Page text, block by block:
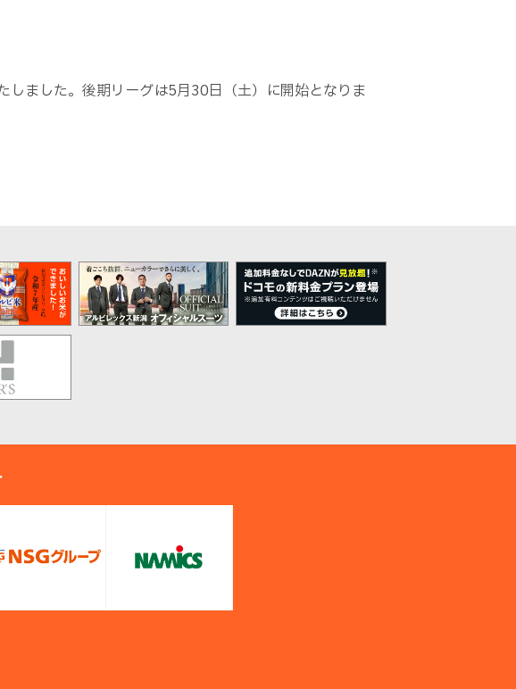
ました。後期リーグは5月30日（土）に開始となりま